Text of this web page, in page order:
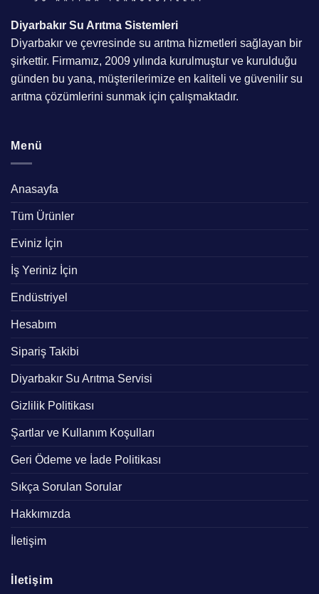
Diyarbakır Su Arıtma Sistemleri
Diyarbakır ve çevresinde su arıtma hizmetleri sağlayan bir
şirkettir. Firmamız, 2009 yılında kurulmuştur ve kurulduğu
günden bu yana, müşterilerimize en kaliteli ve güvenilir su
arıtma çözümlerini sunmak için çalışmaktadır.
Menü
Anasayfa
Tüm Ürünler
Eviniz İçin
İş Yeriniz İçin
Endüstriyel
Hesabım
Sipariş Takibi
Diyarbakır Su Arıtma Servisi
Gizlilik Politikası
Şartlar ve Kullanım Koşulları
Geri Ödeme ve İade Politikası
Sıkça Sorulan Sorular
Hakkımızda
İletişim
İletişim